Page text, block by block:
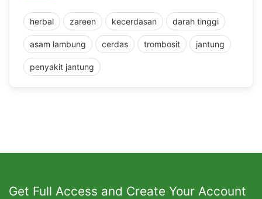
herbal zareen kecerdasan darah tinggi
asam lambung cerdas trombosit jantung
penyakit jantung
Get Full Access and Create Your Account